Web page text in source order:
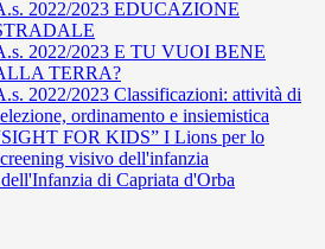
2022/2023 EDUCAZIONE
2022/2023 E TU VUOI BENE
TERRA?
2022/2023 Classificazioni: attività di
ordinamento e insiemistica
FOR KIDS” I Lions per lo
visivo dell'infanzia
di Capriata d'Orba